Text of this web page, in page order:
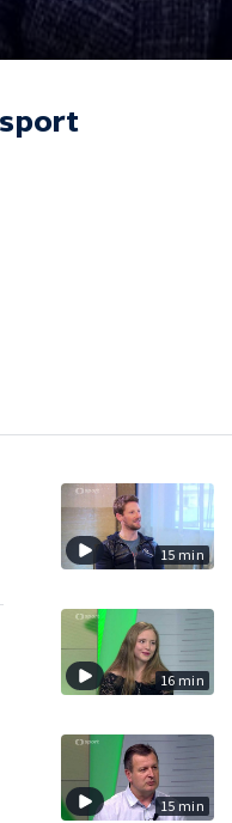
15 min
16 min
15 min